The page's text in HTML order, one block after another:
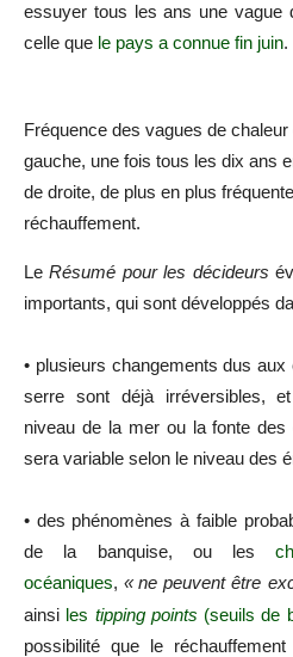
essuyer tous les ans une vague
celle que le pays a connue fin juin.
Fréquence des vagues de
gauche, une fois tous les dix ans
de droite, de plus en plus
réchauffement.
LeRésumé pour les décideurs
importants, qui sont développés
• plusieurs changements dus
serre sont déjà irréversibles,
niveau de la mer ou la fonte
sera variable selon le niveau des
• des phénomènes à faible
de la banquise, ou les
océaniques,« ne peuvent être
ainsi les tipping points (seuils de
possibilité que le